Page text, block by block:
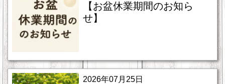
【お盆休業期間のお知ら
せ】
2026年07月25日